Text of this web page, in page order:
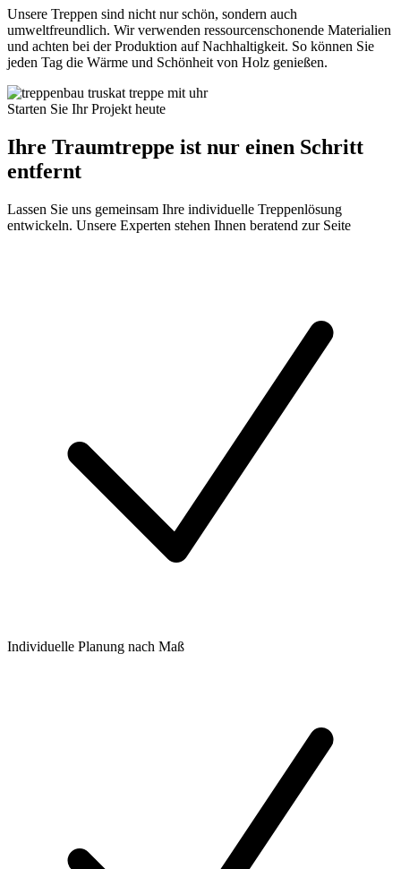
Unsere Treppen sind nicht nur schön, sondern auch
umweltfreundlich. Wir verwenden ressourcenschonende Materialien
und achten bei der Produktion auf Nachhaltigkeit. So können Sie
jeden Tag die Wärme und Schönheit von Holz genießen.
Starten Sie Ihr Projekt heute
Ihre Traumtreppe ist nur einen Schritt
entfernt
Lassen Sie uns gemeinsam Ihre individuelle Treppenlösung
entwickeln. Unsere Experten stehen Ihnen beratend zur Seite
Individuelle Planung nach Maß